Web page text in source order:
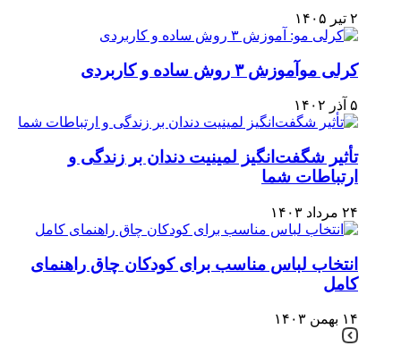
۲ تیر ۱۴۰۵
کرلی موآموزش ۳ روش ساده و کاربردی
۵ آذر ۱۴۰۲
تأثیر شگفت‌انگیز لمینیت دندان بر زندگی و
ارتباطات شما
۲۴ مرداد ۱۴۰۳
انتخاب لباس مناسب برای کودکان چاق راهنمای
کامل
۱۴ بهمن ۱۴۰۳